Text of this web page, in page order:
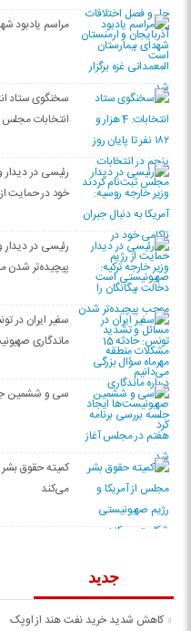
مراسم یادبود
انتخابات مجلس
رئیسی در دیدار
خود در حمایت
رئیسی در دیدار
پیچیده‌تر شدن
ماندگاری
سی‌ و ششمین
کمیته حقوق
می‌کند
جدید
کاهش شدید خرید نفت هند از اوپک